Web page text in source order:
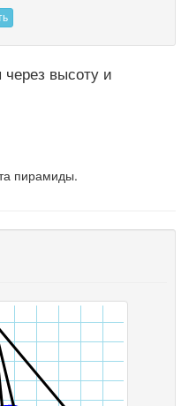
высоту и
пирамиды.